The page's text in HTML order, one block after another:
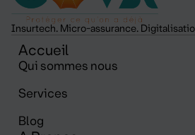
Insurtech. Micro-assurance.
Accueil
Qui sommes nous
Services
Blog